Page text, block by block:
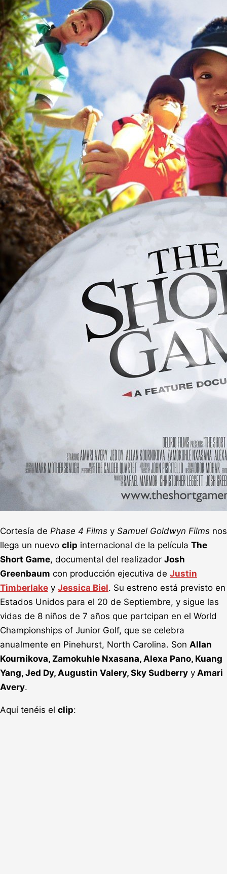
Cortesía de Phase 4 Films y Samuel Goldwyn Films nos
llega un nuevo clip internacional de la película The
Short Game, documental del realizador Josh
Greenbaum con producción ejecutiva de Justin
Timberlake y Jessica Biel. Su estreno está previsto en
Estados Unidos para el 20 de Septiembre, y sigue las
vidas de 8 niños de 7 años que partcipan en el World
Championships of Junior Golf, que se celebra
anualmente en Pinehurst, North Carolina. Son Allan
Kournikova, Zamokuhle Nxasana, Alexa Pano, Kuang
Yang, Jed Dy, Augustin Valery, Sky Sudberry y Amari
Avery.
Aquí tenéis el clip: